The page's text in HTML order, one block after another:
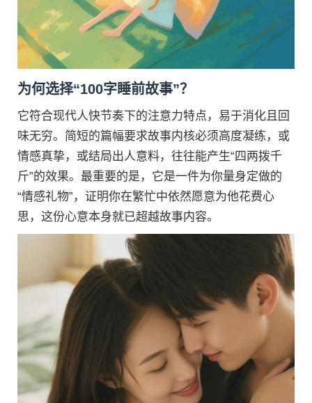
为何选择“100字睡前故事”？
它符合现代人快节奏下的注意力特点，易于消化且回
味无穷。简短的篇幅要求故事内核必须高度凝练，或
情感真挚，或结局出人意料，往往能产生“四两拨千
斤”的效果。最重要的是，它是一件为你量身定做的
“情感礼物”，证明你在繁忙中依然愿意为他花费心
思，这份心意本身就已超越故事内容。